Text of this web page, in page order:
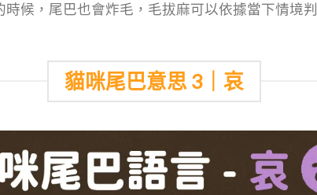
候，尾巴也會炸毛，毛拔麻可以依據當下情境判
貓咪尾巴意思 3｜哀